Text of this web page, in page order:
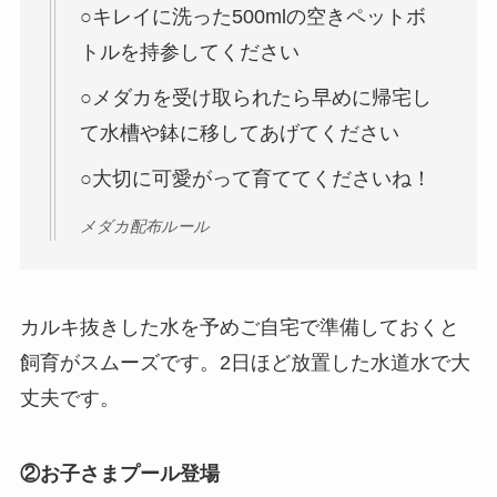
○キレイに洗った500mlの空きペットボ
トルを持参してください
○メダカを受け取られたら早めに帰宅し
て水槽や鉢に移してあげてください
○大切に可愛がって育ててくださいね！
メダカ配布ルール
カルキ抜きした水を予めご自宅で準備しておくと
飼育がスムーズです。2日ほど放置した水道水で大
丈夫です。
②お子さまプール登場